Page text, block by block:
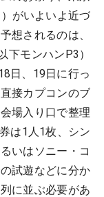
がいよいよ近づ
想されるのは、
下モンハンP3）
日、19日に行っ
直接カプコンのブ
場入り口で整理
は1人1枚、シン
いはソニー・コ
試遊などに分か
に並ぶ必要があ